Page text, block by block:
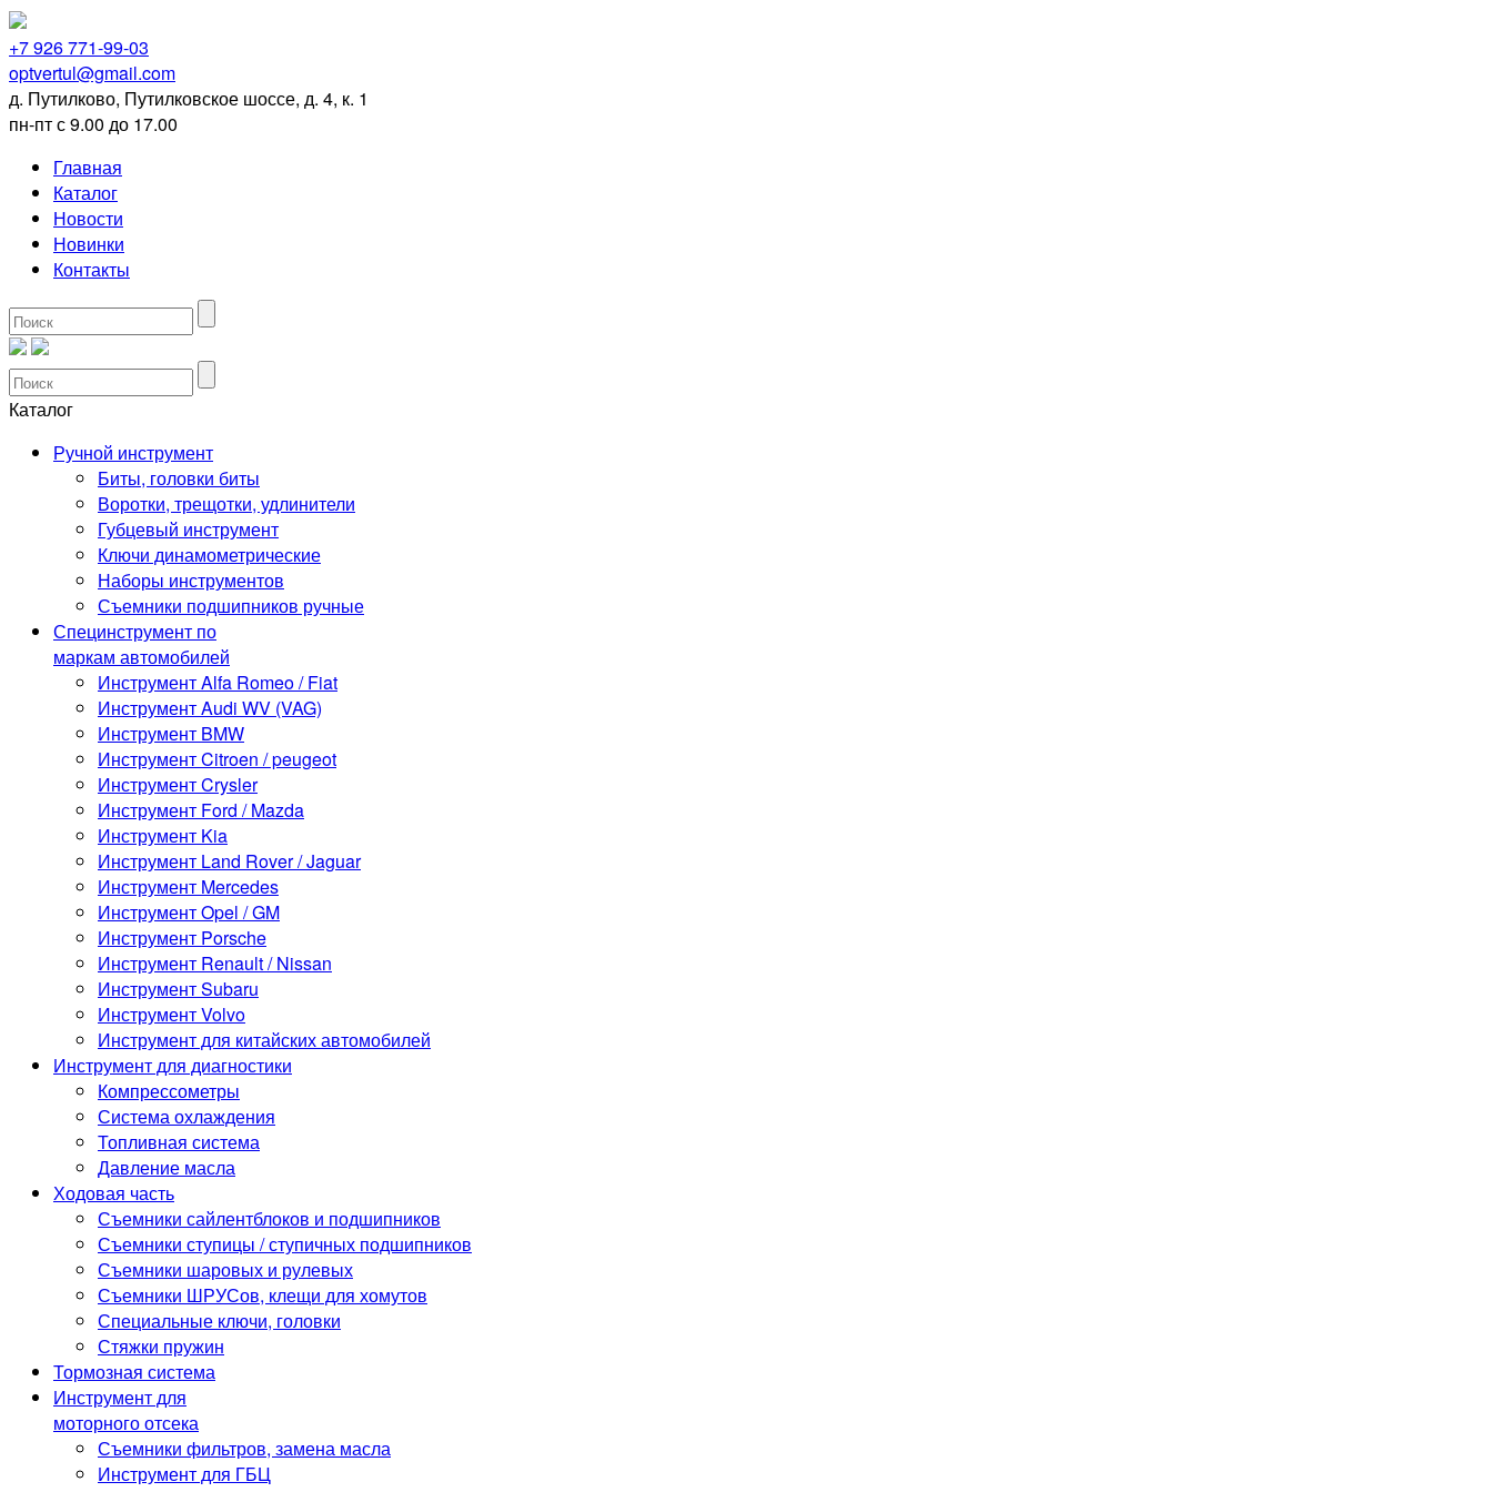
+7 926 771-99-03
optvertul@gmail.com
д. Путилково, Путилковское шоссе, д. 4, к. 1
пн-пт с 9.00 до 17.00
Главная
Каталог
Новости
Новинки
Контакты
Каталог
Ручной инструмент
Биты, головки биты
Воротки, трещотки, удлинители
Губцевый инструмент
Ключи динамометрические
Наборы инструментов
Съемники подшипников ручные
Специнструмент по
маркам автомобилей
Инструмент Alfa Romeo / Fiat
Инструмент Audi WV (VAG)
Инструмент BMW
Инструмент Citroen / peugeot
Инструмент Crysler
Инструмент Ford / Mazda
Инструмент Kia
Инструмент Land Rover / Jaguar
Инструмент Mercedes
Инструмент Opel / GM
Инструмент Porsche
Инструмент Renault / Nissan
Инструмент Subaru
Инструмент Volvo
Инструмент для китайских автомобилей
Инструмент для диагностики
Компрессометры
Система охлаждения
Топливная система
Давление масла
Ходовая часть
Съемники сайлентблоков и подшипников
Съемники ступицы / ступичных подшипников
Съемники шаровых и рулевых
Съемники ШРУСов, клещи для хомутов
Специальные ключи, головки
Стяжки пружин
Тормозная система
Инструмент для
моторного отсека
Съемники фильтров, замена масла
Инструмент для ГБЦ